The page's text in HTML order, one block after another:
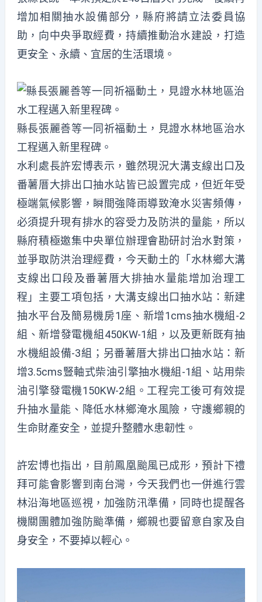
增加相關抽水設備部分，縣府將請立法委員協
助，向中央爭取經費，持續推動治水建設，打造
更安全、永續、宜居的生活環境。
縣長張麗善等一同祈福動土，見證水林地區治水
工程邁入新里程碑。
水利處長許宏博表示，雖然現況大溝支線出口及
番薯厝大排出口抽水站皆已設置完成，但近年受
極端氣候影響，瞬間強降雨導致淹水災害頻傳，
必須提升現有排水的容受力及防洪的量能，所以
縣府積極邀集中央單位辦理會勘研討治水對策，
並爭取防洪治理經費，今天動土的「水林鄉大溝
支線出口段及番薯厝大排抽水量能增加治理工
程」主要工項包括，大溝支線出口抽水站：新建
抽水平台及簡易機房1座、新增1cms抽水機組-2
組、新增發電機組450KW-1組，以及更新既有抽
水機組設備-3組；另番薯厝大排出口抽水站：新
增3.5cms豎軸式柴油引擎抽水機組-1組、站用柴
油引擎發電機150KW-2組。工程完工後可有效提
升抽水量能、降低水林鄉淹水風險，守護鄉親的
生命財產安全，並提升整體水患韌性。
許宏博也指出，目前鳳凰颱風已成形，預計下禮
拜可能會影響到南台灣，今天我們也一併進行雲
林沿海地區巡視，加強防汛準備，同時也提醒各
機關團體加強防颱準備，鄉親也要留意自家及自
身安全，不要掉以輕心。